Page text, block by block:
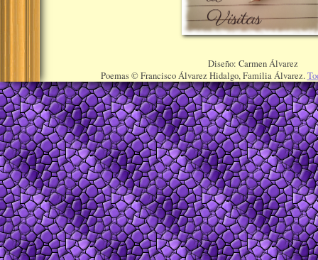
Diseño: Carmen Álvarez
Poemas © Francisco Álvarez Hidalgo, Familia Álvarez.